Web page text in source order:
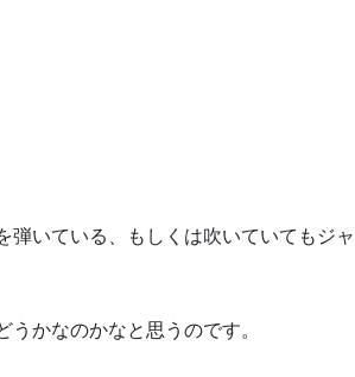
弾いている、もしくは吹いていてもジャ
かなのかなと思うのです。